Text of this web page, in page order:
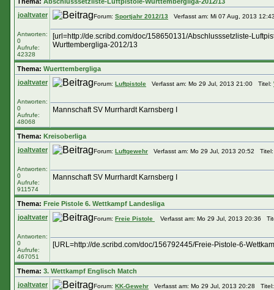
joaltvater
Antworten:
0
Aufrufe:
42328
Forum: Sportjahr 2012/13 Verfasst am: Mi 07 Aug, 2013
[url=http://de.scribd.com/doc/158650131/Abschlusssetzliste-
Wurttembergliga-2012/13
Thema: Wuerttembergliga
joaltvater
Antworten:
0
Aufrufe:
48068
Forum: Luftpistole Verfasst am: Mo 29 Jul, 2013 21:00 Titel:
Mannschaft SV Murrhardt Karnsberg I
Thema: Kreisoberliga
joaltvater
Antworten:
0
Aufrufe:
911574
Forum: Luftgewehr Verfasst am: Mo 29 Jul, 2013 20:52
Mannschaft SV Murrhardt Karnsberg I
Thema: Freie Pistole 6. Wettkampf Landesliga
joaltvater
Antworten:
0
Aufrufe:
467051
Forum: Freie Pistole Verfasst am: Mo 29 Jul, 2013 20:36
[URL=http://de.scribd.com/doc/156792445/Freie-Pistole-6-
Thema: 3. Wettkampf Englisch Match
joaltvater
Forum: KK-Gewehr Verfasst am: Mo 29 Jul, 2013 20:28